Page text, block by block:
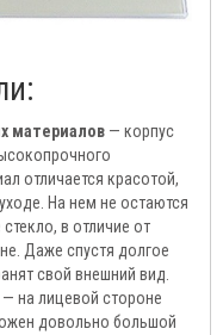
материалов — корпус
отличается красотой,
На нем не остаются
в отличие от
Даже спустя долгое
свой внешний вид.
— на лицевой стороне
довольно большой